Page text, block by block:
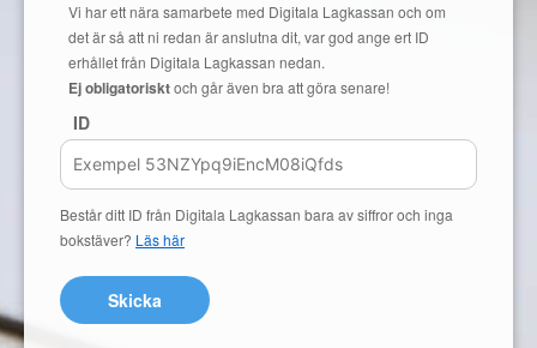
Vi har ett nära samarbete med Digitala Lagkassan och om
det är så att ni redan är anslutna dit, var god ange ert ID
erhållet från Digitala Lagkassan nedan.
Ej obligatorisktoch går även bra att göra senare!
ID
Består ditt ID från Digitala Lagkassan bara av siffror och inga
bokstäver? Läs här
Skicka